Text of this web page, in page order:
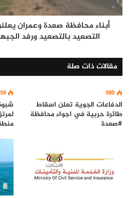
أبناء محافظة صعدة وعمران
التصعيد بالتصعيد ورفد
مقالات ذات صلة
580
الدفاعات الجوية تعلن اسقاط
طائرة حربية في اجواء محافظة
#صعدة